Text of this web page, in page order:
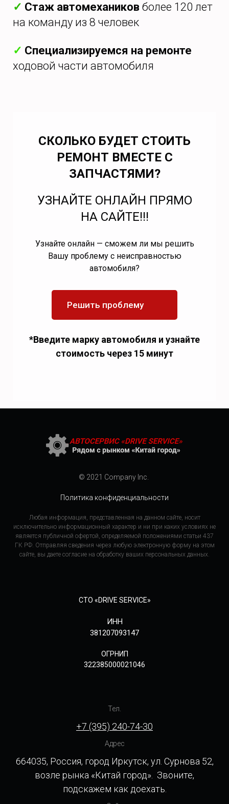
✓ Стаж автомехаников более 120 лет
на команду из 8 человек
✓ Специализируемся на ремонте
ходовой части автомобиля
СКОЛЬКО БУДЕТ СТОИТЬ
РЕМОНТ ВМЕСТЕ С
ЗАПЧАСТЯМИ?
УЗНАЙТЕ ОНЛАЙН ПРЯМО
НА САЙТЕ!!!
Узнайте онлайн — сможем ли мы решить
Вашу проблему с неисправностью
автомобиля?
Решить проблему
*Введите марку автомобиля и узнайте
стоимость через 15 минут
© 2021 Company Inc.
Политика конфиденциальности
Любая информация, представленная на данном сайте, носит
исключительно информационный характер и ни при каких условиях не
является публичной офертой, определяемой положениями статьи 437
ГК РФ. Отправляя сведения через любую электронную форму на этом
сайте, вы даете согласие на обработку ваших персональных данных.
СТО «DRIVE SERVICE»
ИНН
381207093147
ОГРНИП
322385000021046
Тел.
+7 (395) 240-74-30
Адрес
664035, Россия, город Иркутск, ул. Сурнова 52,
возле рынка «Китай город». Звоните,
подскажем как доехать.